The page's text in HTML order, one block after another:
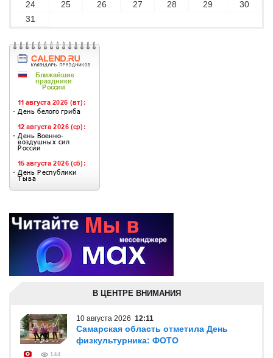
24
25 26 27 28 29
30
31
В ЦЕНТРЕ ВНИМАНИЯ
10 августа 2026 12:11
Самарская область отметила День
физкультурника: ФОТО
144